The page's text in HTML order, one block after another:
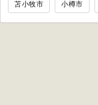
苫小牧市 小樽市